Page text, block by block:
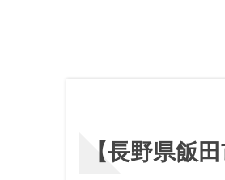
【長野県飯